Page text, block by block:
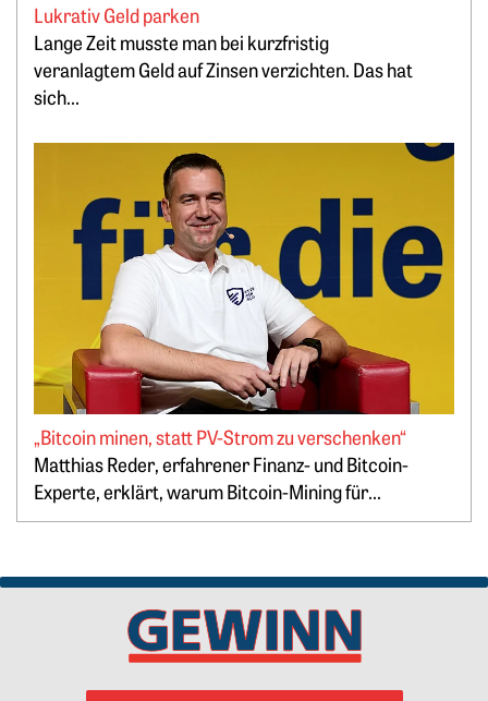
Springe zum Ende des Werbebanners
Lukrativ Geld parken
Lange Zeit musste man bei kurzfristig
veranlagtem Geld auf Zinsen verzichten. Das hat
sich...
„Bitcoin minen, statt PV-Strom zu verschenken“
Matthias Reder, erfahrener Finanz- und Bitcoin-
Experte, erklärt, warum Bitcoin-Mining für...
Weiterlesen: „Bitcoin minen, statt PV-Strom zu